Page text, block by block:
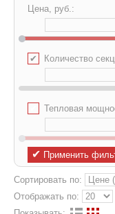
Цена, руб.:
✔
Количество
Тепловая
✔ Применить
Сортировать по:
Отображать по: